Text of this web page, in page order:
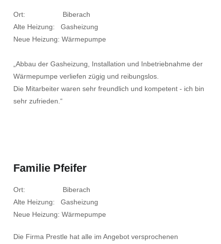
Ort: Biberach
Alte Heizung: Gasheizung
Neue Heizung: Wärmepumpe
„Abbau der Gasheizung, Installation und Inbetriebnahme der
Wärmepumpe verliefen zügig und reibungslos.
Die Mitarbeiter waren sehr freundlich und kompetent - ich bin
sehr zufrieden.“
Familie Pfeifer
Ort: Biberach
Alte Heizung: Gasheizung
Neue Heizung: Wärmepumpe
Die Firma Prestle hat alle im Angebot versprochenen